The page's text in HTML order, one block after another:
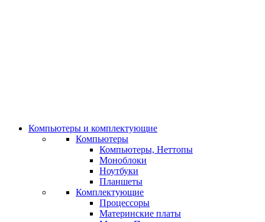
Компьютеры и комплектующие
Компьютеры
Компьютеры, Неттопы
Моноблоки
Ноутбуки
Планшеты
Комплектующие
Процессоры
Материнские платы